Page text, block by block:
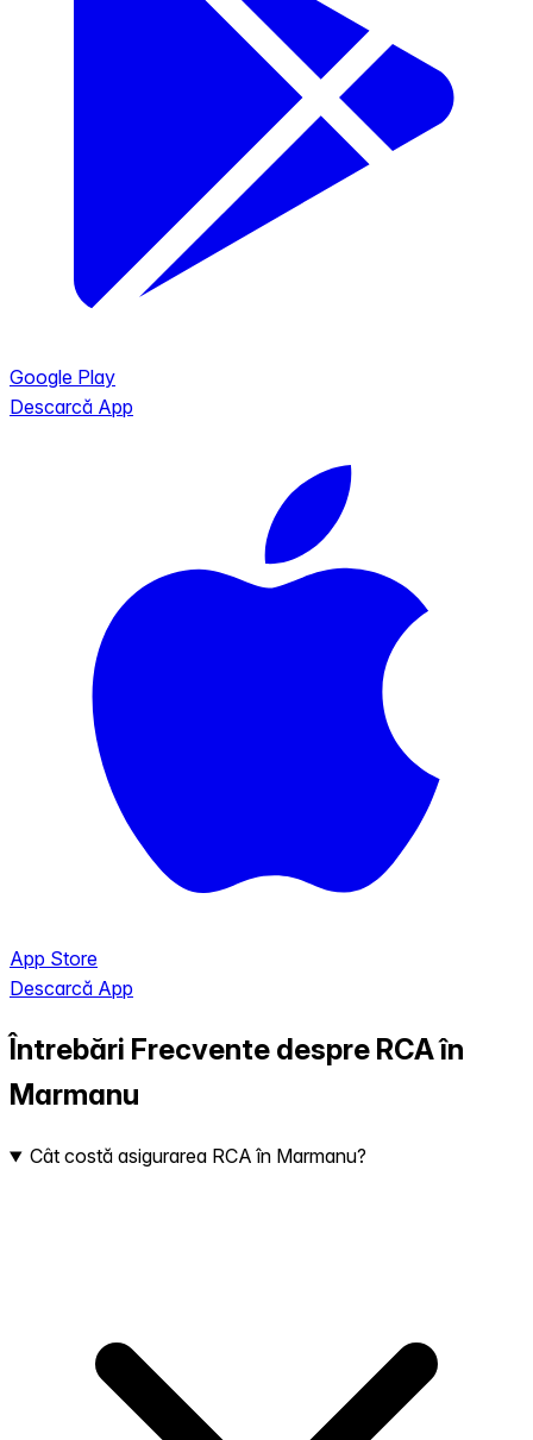
Google Play
Descarcă App
App Store
Descarcă App
Întrebări Frecvente despre RCA în
Marmanu
Cât costă asigurarea RCA în Marmanu?